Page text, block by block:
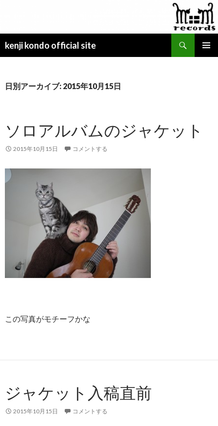
kenji kondo official site
索
ン
キ
ッ
プ
日別アーカイブ: 2015年10月15日
ソロアルバムのジャケット
2015年10月15日 コメントする
この写真がモチーフかな
ジャケット入稿直前
2015年10月15日 コメントする